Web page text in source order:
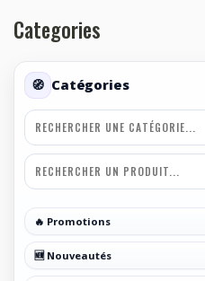
Categories
Catégories
🔥 Promotions
🆕 Nouveautés